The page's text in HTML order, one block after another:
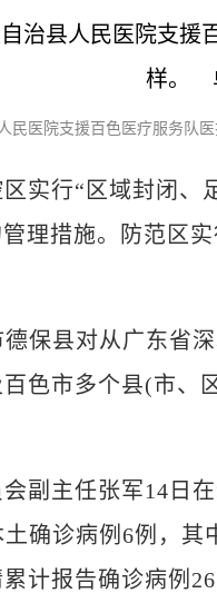
民医院支援百色医疗服务队
行“区域封闭、
理措施。防范区
县对从广东省深
色市多个县(市、
主任张军14日在
确诊病例6例，
计报告确诊病例